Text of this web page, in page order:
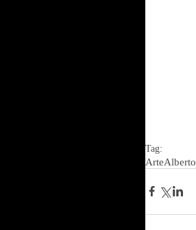
Tag:
Arte